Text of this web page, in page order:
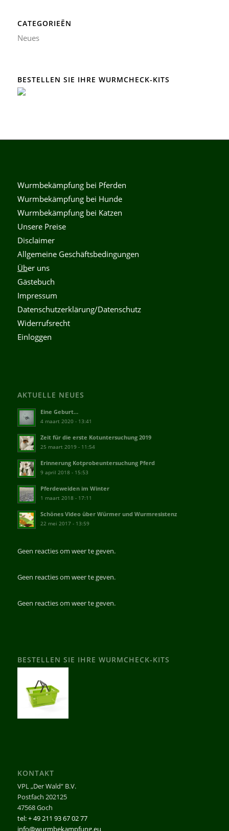
CATEGORIEËN
Neues
BESTELLEN SIE IHRE WURMCHECK-KITS
Wurmbekämpfung bei Pferden
Wurmbekämpfung bei Hunde
Wurmbekämpfung bei Katzen
Unsere Preise
Disclaimer
Allgemeine Geschäftsbedingungen
Über uns
Gästebuch
Impressum
Datenschutzerklärung/Datenschutz
Widerrufsrecht
Einloggen
AKTUELLE NEUES
Eine Geburt…
4 maart 2020 - 13:41
Zeit für die erste Kotuntersuchung 2019
25 maart 2019 - 11:54
Erinnerung Kotprobeuntersuchung Pferd
9 april 2018 - 15:53
Pferdeweiden im Winter
1 maart 2018 - 17:11
Schönes Video über Würmer und Wurmresistenz
22 mei 2017 - 13:59
Geen reacties om weer te geven.
Geen reacties om weer te geven.
Geen reacties om weer te geven.
BESTELLEN SIE IHRE WURMCHECK-KITS
KONTAKT
VPL „Der Wald“ B.V.
Postfach 202125
47568 Goch
tel: + 49 211 93 67 02 77
info@wurmbekampfung.eu